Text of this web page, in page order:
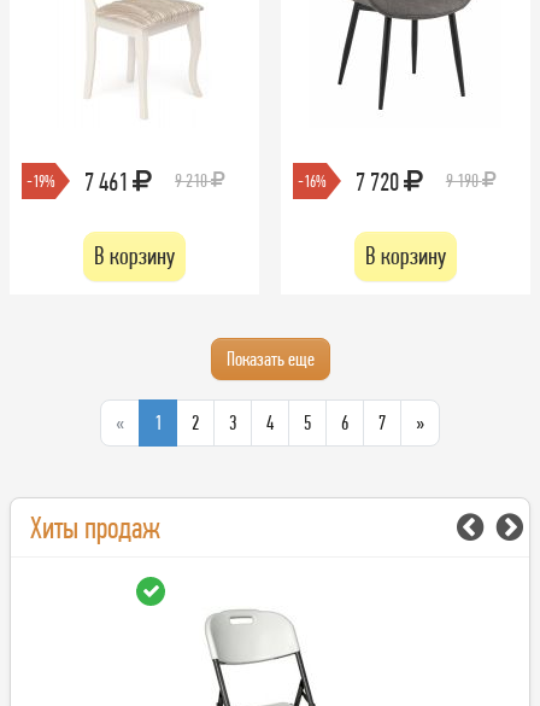
-19% 7 461 9 210
В корзину
-16% 7 720 9 190
В корзину
Показать еще
« 1 2 3 4 5 6 7 »
Хиты продаж